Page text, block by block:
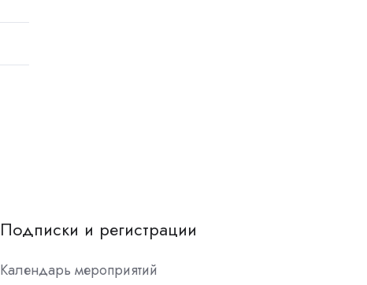
Подписки и регистрации
Календарь мероприятий